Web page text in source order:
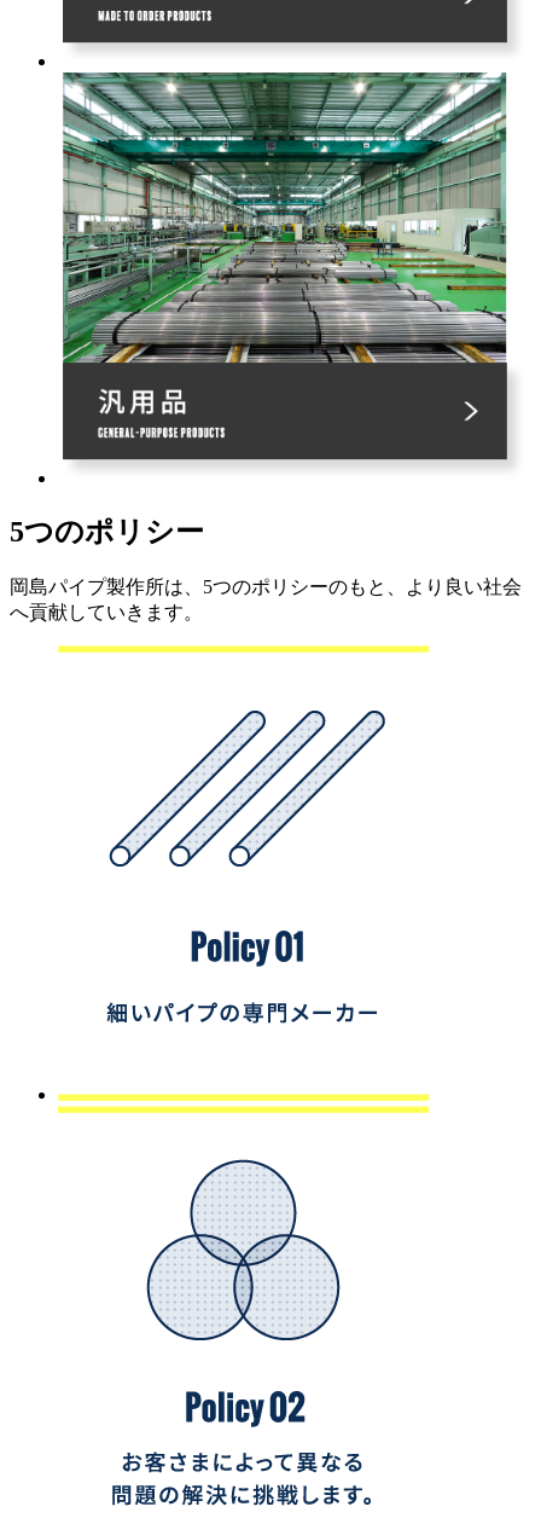
5つのポリシー
岡島パイプ製作所は、5つのポリシーのもと、より良い社会
へ貢献していきます。